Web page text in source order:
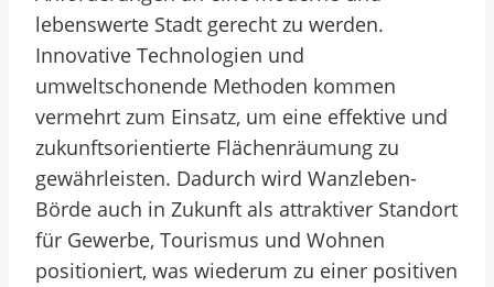
lebenswerte Stadt gerecht zu werden.
Innovative Technologien und
umweltschonende Methoden kommen
vermehrt zum Einsatz, um eine effektive und
zukunftsorientierte Flächenräumung zu
gewährleisten. Dadurch wird Wanzleben-
Börde auch in Zukunft als attraktiver Standort
für Gewerbe, Tourismus und Wohnen
positioniert, was wiederum zu einer positiven